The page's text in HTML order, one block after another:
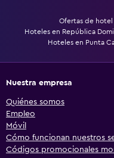
Ofertas de hotel
Hoteles en República
Hoteles en Punta
Nuestra empresa
Quiénes somos
Empleo
Móvil
Cómo funcionan nuestros
Códigos promocionales